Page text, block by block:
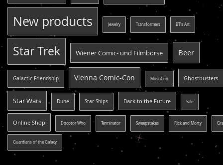
New products Jewelry Transformers BT's Art
Star Trek Wiener Comic- und Filmbörse Beer
Galactic Friendship Vienna Comic-Con MostiCon Ghostbusters
Star Wars Dune Star Ships Back to the Future Sale
Online Shop Docotor Who Terminator Sweepstakes Rick and Morty
Guardians of the Galaxy